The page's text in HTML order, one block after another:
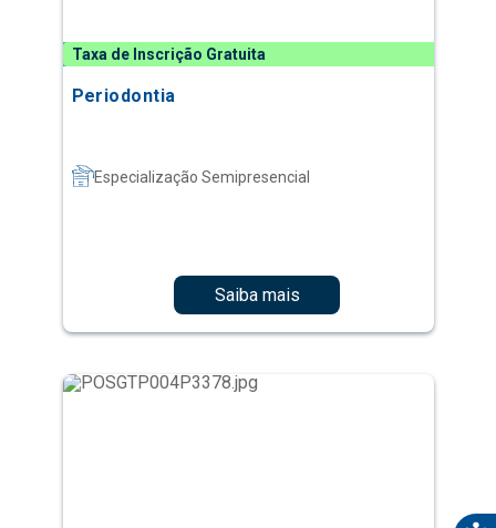
Taxa de Inscrição Gratuita
Periodontia
Especialização Semipresencial
Saiba mais